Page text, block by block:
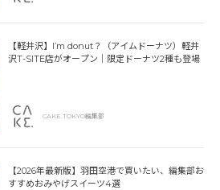
【軽井沢】I’m donut？（アイムドーナツ）軽井
沢T-SITE店がオープン｜限定ドーナツ2種も登場
CAKE.TOKYO編集部
【2026年最新版】羽田空港で買いたい、編集部お
すすめおみやげスイーツ4選